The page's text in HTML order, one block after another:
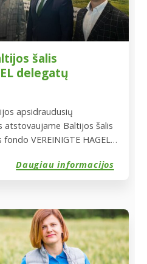
klimato kaita, tik dar
savidraudos fondas
šalia žemdirbių ir
šalis
delegatų
apsidraudusių
atstovaujame Baltijos šalis
VEREINIGTE HAGEL
Daugiau informacijos